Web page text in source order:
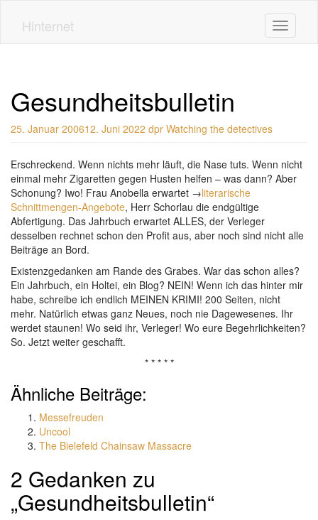
Hinternet Toggle
Gesundheitsbulletin
25. Januar 200612. Juni 2022 dpr Watching the detectives
Erschreckend. Wenn nichts mehr läuft, die Nase tuts. Wenn nicht
einmal mehr Zigaretten gegen Husten helfen – was dann? Aber
Schonung? Iwo! Frau Anobella erwartet →literarische
Schnittmengen-Angebote, Herr Schorlau die endgültige
Abfertigung. Das Jahrbuch erwartet ALLES, der Verleger
desselben rechnet schon den Profit aus, aber noch sind nicht alle
Beiträge an Bord.
Existenzgedanken am Rande des Grabes. War das schon alles?
Ein Jahrbuch, ein Holtei, ein Blog? NEIN! Wenn ich das hinter mir
habe, schreibe ich endlich MEINEN KRIMI! 200 Seiten, nicht
mehr. Natürlich etwas ganz Neues, noch nie Dagewesenes. Ihr
werdet staunen! Wo seid ihr, Verleger! Wo eure Begehrlichkeiten?
So. Jetzt weiter geschafft.
* * * * *
Ähnliche Beiträge:
Messefreuden
Uncool
The Bielefeld Chainsaw Massacre
2 Gedanken zu
„Gesundheitsbulletin“